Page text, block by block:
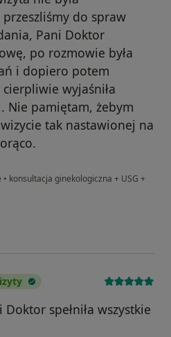
do spraw
Pani Doktor
po rozmowie była
i dopiero potem
wyjaśniła
Nie pamiętam, żebym
tak nastawionej na
• konsultacja ginekologiczna + USG +
spełniła wszystkie